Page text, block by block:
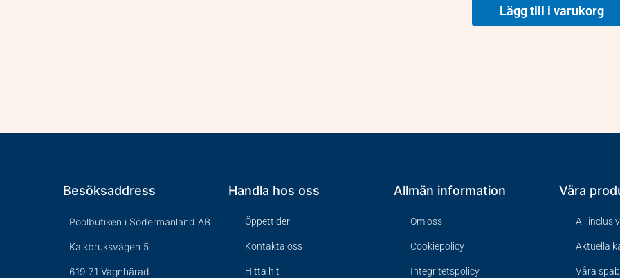
Lägg till i varukorg
Besöksaddress
Poolbutiken i Södermanland AB
Kalkbruksvägen 5
619 71 Vagnhärad
Handla hos oss
Öppettider
Kontakta oss
Hitta hit
Allmän information
Om oss
Cookiepolicy
Integritetspolicy
Våra
All
Aktuella
Våra